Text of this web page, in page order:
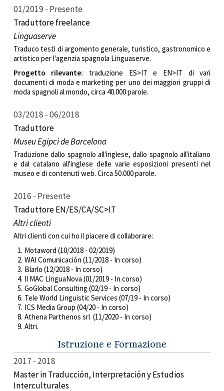
01/2019
Presente
Traduttore freelance
Linguaserve
Traduco testi di argomento generale, turistico, gastronomico e
artistico per l'agenzia spagnola Linguaserve.
Progetto rilevante: traduzione ES>IT e EN>IT di vari
documenti di moda e marketing per uno dei maggiori gruppi di
moda spagnoli al mondo, circa 40.000 parole.
03/2018 06/2018
Traduttore
Museu Egipci de Barcelona
Traduzione dallo spagnolo all'inglese, dallo spagnolo all'italiano
e dal catalano all'inglese delle varie esposizioni presenti nel
museo e di contenuti web. Circa 50.000 parole.
2016
Presente
Traduttore EN/ES/CA/SC>IT
Altri clienti
Altri clienti con cui ho il piacere di collaborare:
Motaword (10/2018 - 02/2019)
WAI Comunicación (11/2018 - In corso)
Blarlo (12/2018 - In corso)
Il MAC LinguaNova (01/2019 - In corso)
GoGlobal Consulting (02/19 - In corso)
Tele World Linguistic Services (07/19 - In corso)
ICS Media Group (04/20 - In corso)
Athena Parthenos srl (11/2020 - In corso)
Altri.
Istruzione e Formazione
2017
2018
Master in Traducción, Interpretación y Estudios
Interculturales